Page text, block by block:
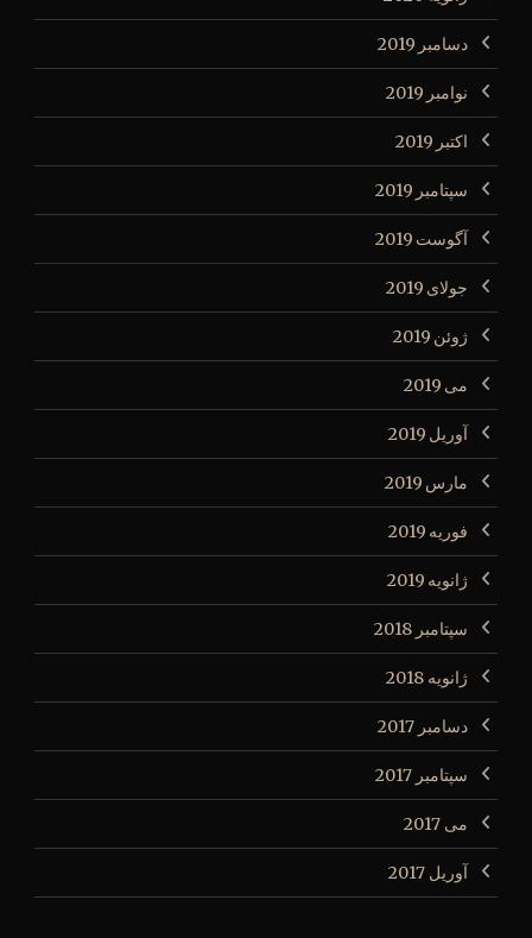
دسامبر 2019
نوامبر 2019
اکتبر 2019
سپتامبر 2019
آگوست 2019
جولای 2019
ژوئن 2019
می 2019
آوریل 2019
مارس 2019
فوریه 2019
ژانویه 2019
سپتامبر 2018
ژانویه 2018
دسامبر 2017
سپتامبر 2017
می 2017
آوریل 2017